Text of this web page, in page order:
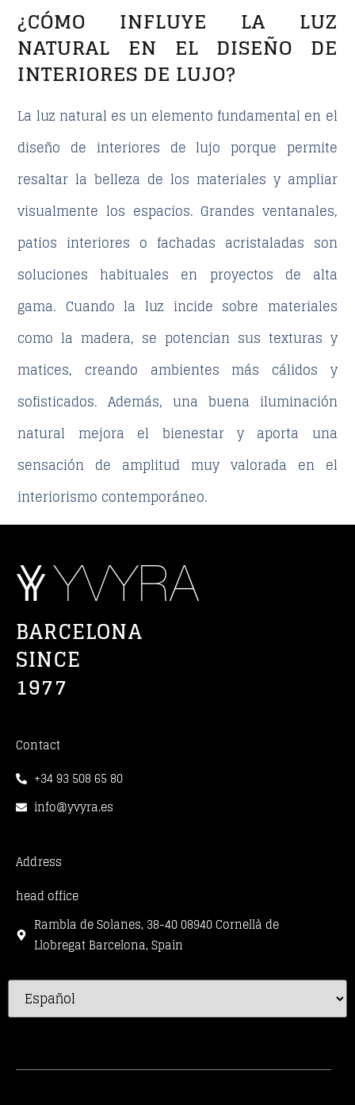
¿CÓMO INFLUYE LA LUZ
NATURAL EN EL DISEÑO DE
INTERIORES DE LUJO?
La luz natural es un elemento fundamental en el
diseño de interiores de lujo porque permite
resaltar la belleza de los materiales y ampliar
visualmente los espacios. Grandes ventanales,
patios interiores o fachadas acristaladas son
soluciones habituales en proyectos de alta
gama. Cuando la luz incide sobre materiales
como la madera, se potencian sus texturas y
matices, creando ambientes más cálidos y
sofisticados. Además, una buena iluminación
natural mejora el bienestar y aporta una
sensación de amplitud muy valorada en el
interiorismo contemporáneo.
BARCELONA
SINCE
1977
Contact
+34 93 508 65 80
info@yvyra.es
Address
head office
Rambla de Solanes, 38-40 08940 Cornellà de
Llobregat Barcelona, Spain